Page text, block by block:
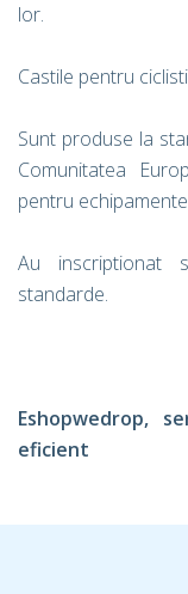
lor.
Castile pentru
Sunt produse la
Comunitatea
pentru
Au inscriptionat
standarde.
Eshopwedrop,
eficient